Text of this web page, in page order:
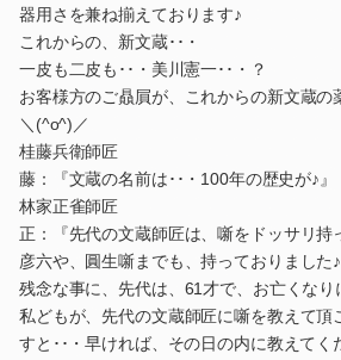
器用さを兼ね揃えております♪
これからの、新文蔵･･・
一皮も二皮も･･・美川憲一･･・？
お客様方のご贔屓が、これからの新文蔵の
＼(^o^)／
桂藤兵衛師匠
藤：『文蔵の名前は･･・100年の歴史が♪』
林家正雀師匠
正：『先代の文蔵師匠は、噺をドッサリ持
彦六や、圓生噺までも、持っておりました♪
残念な事に、先代は、61才で、お亡くなり
私どもが、先代の文蔵師匠に噺を教えて頂
すと･･・早ければ、その日の内に教えてく